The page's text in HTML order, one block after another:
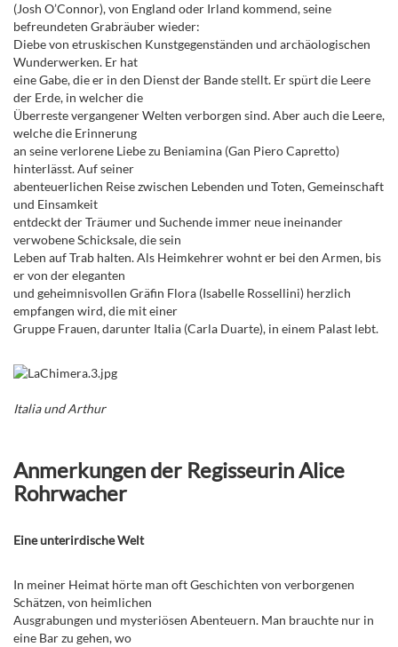
(Josh O’Connor), von England oder Irland kommend, seine
befreundeten Grabräuber wieder:
Diebe von etruskischen Kunstgegenständen und archäologischen
Wunderwerken. Er hat
eine Gabe, die er in den Dienst der Bande stellt. Er spürt die Leere
der Erde, in welcher die
Überreste vergangener Welten verborgen sind. Aber auch die Leere,
welche die Erinnerung
an seine verlorene Liebe zu Beniamina (Gan Piero Capretto)
hinterlässt. Auf seiner
abenteuerlichen Reise zwischen Lebenden und Toten, Gemeinschaft
und Einsamkeit
entdeckt der Träumer und Suchende immer neue ineinander
verwobene Schicksale, die sein
Leben auf Trab halten. Als Heimkehrer wohnt er bei den Armen, bis
er von der eleganten
und geheimnisvollen Gräfin Flora (Isabelle Rossellini) herzlich
empfangen wird, die mit einer
Gruppe Frauen, darunter Italia (Carla Duarte), in einem Palast lebt.
Italia und Arthur
Anmerkungen der Regisseurin Alice
Rohrwacher
Eine unterirdische Welt
In meiner Heimat hörte man oft Geschichten von verborgenen
Schätzen, von heimlichen
Ausgrabungen und mysteriösen Abenteuern. Man brauchte nur in
eine Bar zu gehen, wo